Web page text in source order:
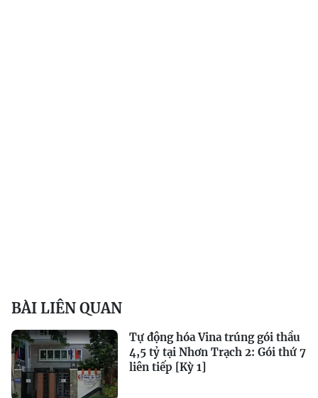
BÀI LIÊN QUAN
Tự động hóa Vina trúng gói thầu
4,5 tỷ tại Nhơn Trạch 2: Gói thứ 7
liên tiếp [Kỳ 1]